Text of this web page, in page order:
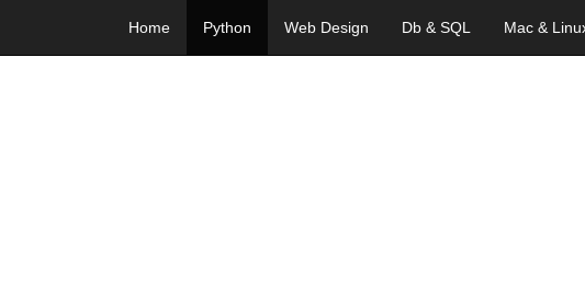
Home Python Web Design Db & SQL Mac &